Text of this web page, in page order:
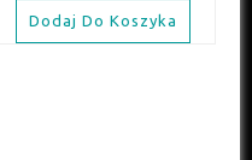
Dodaj Do Koszyka